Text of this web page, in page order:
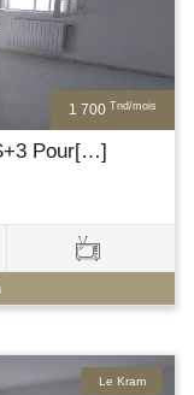
1 700 Tnd/mois
Pour[…]
Le Kram